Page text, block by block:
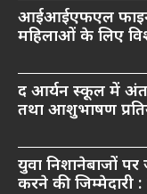
आईआईएफएल
महिलाओं के लिए
द आर्यन स्कूल में
तथा आशुभाषण
युवा निशानेबाजों
करने की जिम्मेदारी